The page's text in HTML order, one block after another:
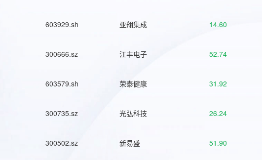
603929.sh 亚翔集成 14.60
300666.sz 江丰电子 52.74
603579.sh 荣泰健康 31.92
300735.sz 光弘科技 26.24
300502.sz 新易盛 51.90